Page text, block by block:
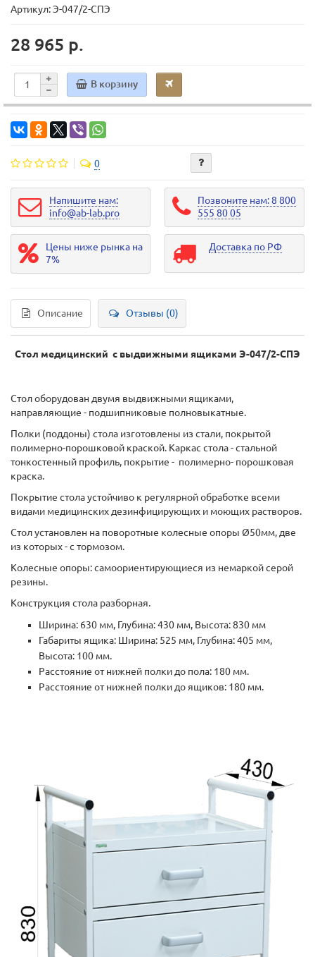
Артикул: Э-047/2-СПЭ
28 965 р.
В корзину
0
Напишите нам:
info@ab-lab.pro
Позвоните нам: 8 800
555 80 05
Цены ниже рынка на
7%
Доставка по РФ
Описание Отзывы (0)
Стол медицинский с выдвижными ящиками Э-047/2-СПЭ
Стол оборудован двумя выдвижными ящиками,
направляющие - подшипниковые полновыкатные.
Полки (поддоны) стола изготовлены из стали, покрытой
полимерно-порошковой краской. Каркас стола - стальной
тонкостенный профиль, покрытие - полимерно- порошковая
краска.
Покрытие стола устойчиво к регулярной обработке всеми
видами медицинских дезинфицирующих и моющих растворов.
Стол установлен на поворотные колесные опоры Ø50мм, две
из которых - с тормозом.
Колесные опоры: самоориентирующиеся из немаркой серой
резины.
Конструкция стола разборная.
Ширина: 630 мм, Глубина: 430 мм, Высота: 830 мм
Габариты ящика: Ширина: 525 мм, Глубина: 405 мм,
Высота: 100 мм.
Расстояние от нижней полки до пола: 180 мм.
Расстояние от нижней полки до ящиков: 180 мм.